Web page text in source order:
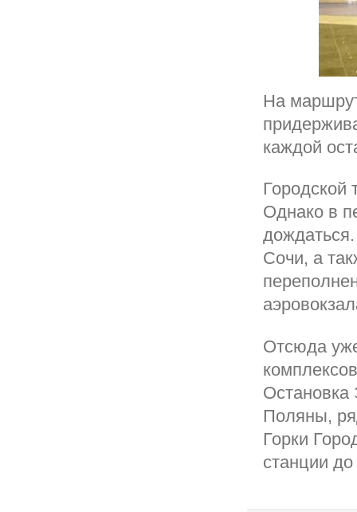
На
каждой
Городской
Однако в
Сочи, а
Отсюда
Остановка
Поляны,
Горки
станции